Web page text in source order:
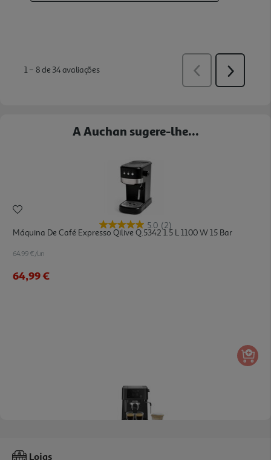
A Auchan sugere-lhe...
5.0 (2)
Máquina De Café Expresso Qilive Q.5342 1.5 L 1100 W 15 Bar
64.99 €/un
64,99 €
Máquina De Café Expresso Manual De'longhi Stilosa Ec235.bk 1100
Lojas